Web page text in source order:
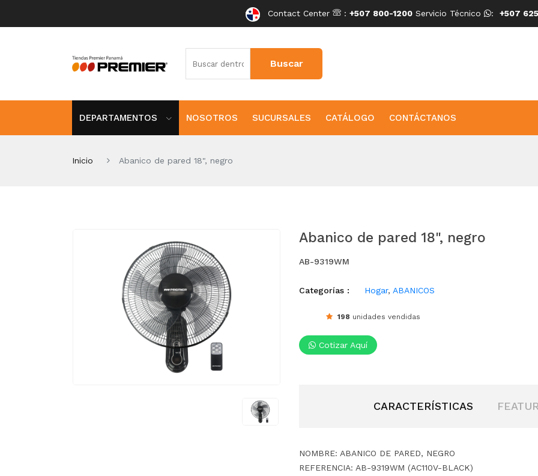
Contact Center : +507 800-1200 Servicio Técnico : +507
DEPARTAMENTOS NOSOTROS SUCURSALES CATÁLOGO CONTÁCTANOS
Inicio Abanico de pared 18", negro
Abanico de pared 18", negro
AB-9319WM
Categorías : Hogar, ABANICOS
198 unidades vendidas
Cotizar Aquí
CARACTERÍSTICAS
NOMBRE: ABANICO DE PARED, NEGRO
REFERENCIA: AB-9319WM (AC110V-BLACK)